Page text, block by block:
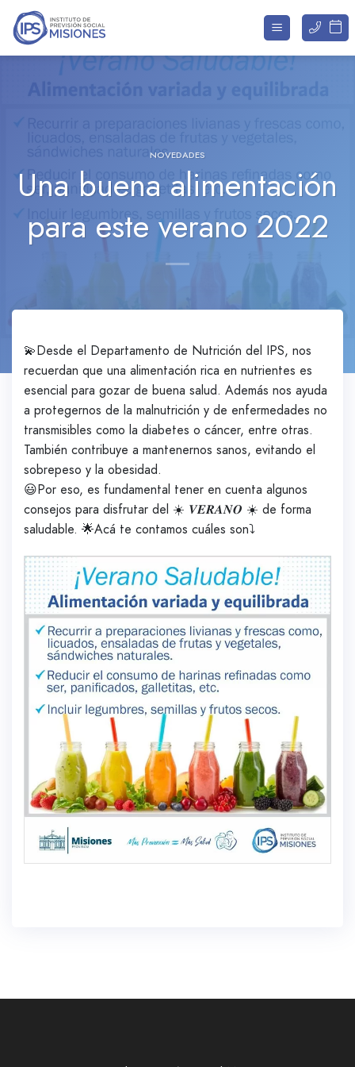
Saltar
contenido
NOVEDADES
Una buena alimentación
para este verano 2022
💫Desde el Departamento de Nutrición del IPS, nos
recuerdan que una alimentación rica en nutrientes es
esencial para gozar de buena salud. Además nos ayuda
a protegernos de la malnutrición y de enfermedades no
transmisibles como la diabetes o cáncer, entre otras.
También contribuye a mantenernos sanos, evitando el
sobrepeso y la obesidad.
😃Por eso, es fundamental tener en cuenta algunos
consejos para disfrutar del ☀️ 𝑽𝑬𝑹𝑨𝑵𝑶 ☀️ de forma
saludable. 🌟Acá te contamos cuáles son⤵️